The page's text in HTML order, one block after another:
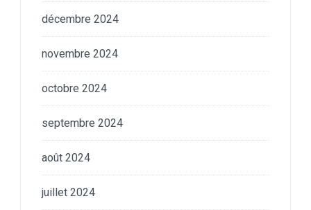
décembre 2024
novembre 2024
octobre 2024
septembre 2024
août 2024
juillet 2024